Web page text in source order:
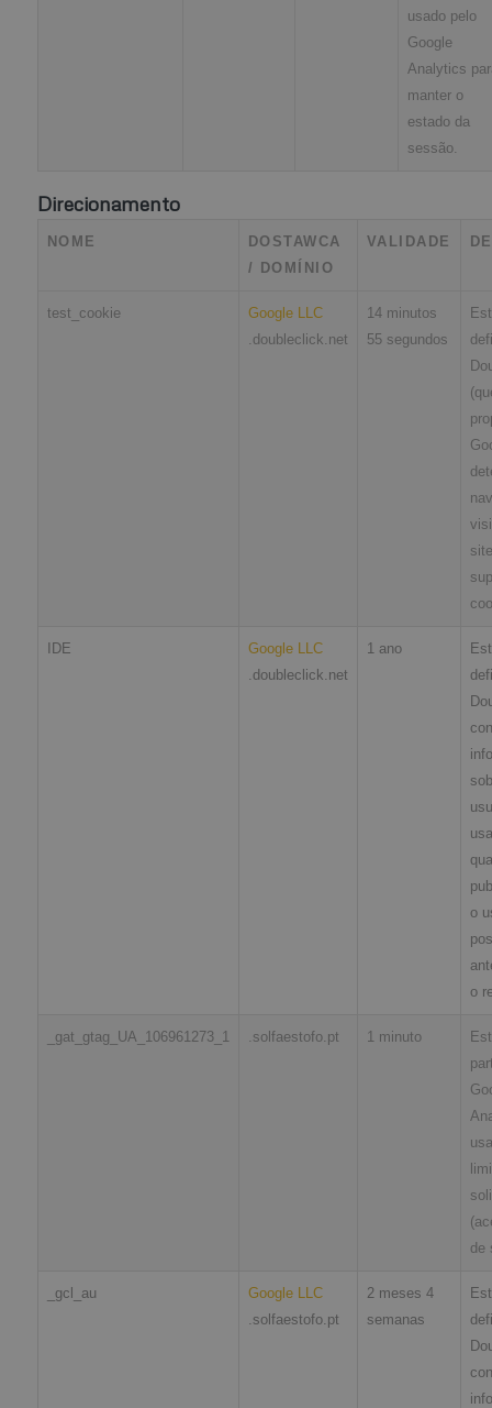
usado pelo
Google
Analytics
manter o
estado da
sessão.
Direcionamento
NOME
DOSTAWCA
/ DOMÍNIO
VALIDADE
test_cookie
Google LLC
.doubleclick.net
14 minutos
55 segundos
IDE
Google LLC
.doubleclick.net
1 ano
o
o
_gat_gtag_UA_106961273_1 .solfaestofo.pt 1 minuto
de
_gcl_au
Google LLC
.solfaestofo.pt
2 meses 4
semanas